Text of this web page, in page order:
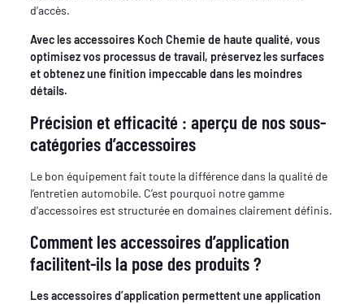
d’accès.
Avec les accessoires Koch Chemie de haute qualité, vous
optimisez vos processus de travail, préservez les surfaces
et obtenez une finition impeccable dans les moindres
détails.
Précision et efficacité : aperçu de nos sous-
catégories d’accessoires
Le bon équipement fait toute la différence dans la qualité de
l’entretien automobile. C’est pourquoi notre gamme
d’accessoires est structurée en domaines clairement définis.
Comment les accessoires d’application
facilitent-ils la pose des produits ?
Les accessoires d’application permettent une application